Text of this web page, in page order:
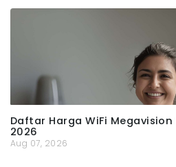
Daftar Harga WiFi
2026
Aug 07, 2026